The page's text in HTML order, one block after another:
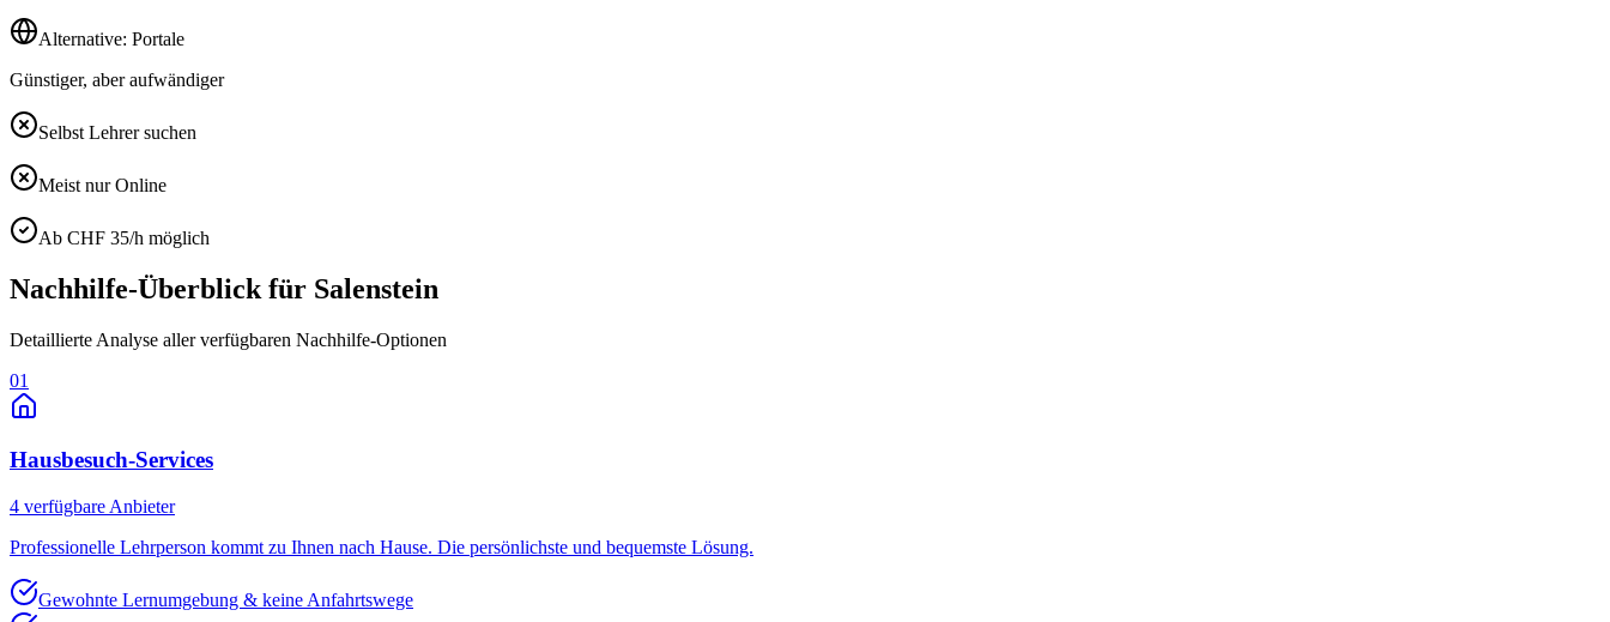
Alternative: Portale
Günstiger, aber aufwändiger
Selbst Lehrer suchen
Meist nur Online
Ab CHF 35/h möglich
Nachhilfe-Überblick für Salenstein
Detaillierte Analyse aller verfügbaren Nachhilfe-Optionen
01
Hausbesuch-Services
4 verfügbare Anbieter
Professionelle Lehrperson kommt zu Ihnen nach Hause. Die persönlichste und bequemste Lösung.
Gewohnte Lernumgebung & keine Anfahrtswege